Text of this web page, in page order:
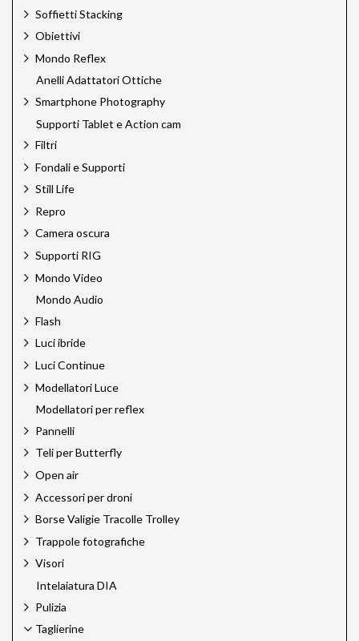
Soffietti Stacking
Obiettivi
Mondo Reflex
Anelli Adattatori Ottiche
Smartphone Photography
Supporti Tablet e Action cam
Filtri
Fondali e Supporti
Still Life
Repro
Camera oscura
Supporti RIG
Mondo Video
Mondo Audio
Flash
Luci ibride
Luci Continue
Modellatori Luce
Modellatori per reflex
Pannelli
Teli per Butterfly
Open air
Accessori per droni
Borse Valigie Tracolle Trolley
Trappole fotografiche
Visori
Intelaiatura DIA
Pulizia
Taglierine